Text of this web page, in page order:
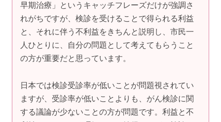
早期治療」というキャッチフレーズだけが強調さ
れがちですが、検診を受けることで得られる利益
と、それに伴う不利益をきちんと説明し、市民一
人ひとりに、自分の問題として考えてもらうこと
の方が重要だと思っています。
日本では検診受診率が低いことが問題視されてい
ますが、受診率が低いことよりも、がん検診に関
する議論が少ないことの方が問題です。利益と不